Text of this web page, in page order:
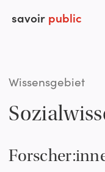
savoir public
Wissensgebiet